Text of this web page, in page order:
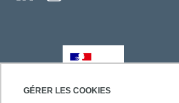
GÉRER LES COOKIES